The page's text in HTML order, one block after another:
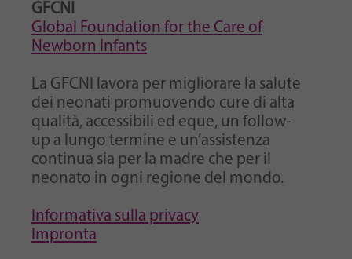
GFCNI
Global Foundation for the Care of
Newborn Infants
La GFCNI lavora per migliorare la salute
dei neonati promuovendo cure di alta
qualità, accessibili ed eque, un follow-
up a lungo termine e un’assistenza
continua sia per la madre che per il
neonato in ogni regione del mondo.
Informativa sulla privacy
Impronta